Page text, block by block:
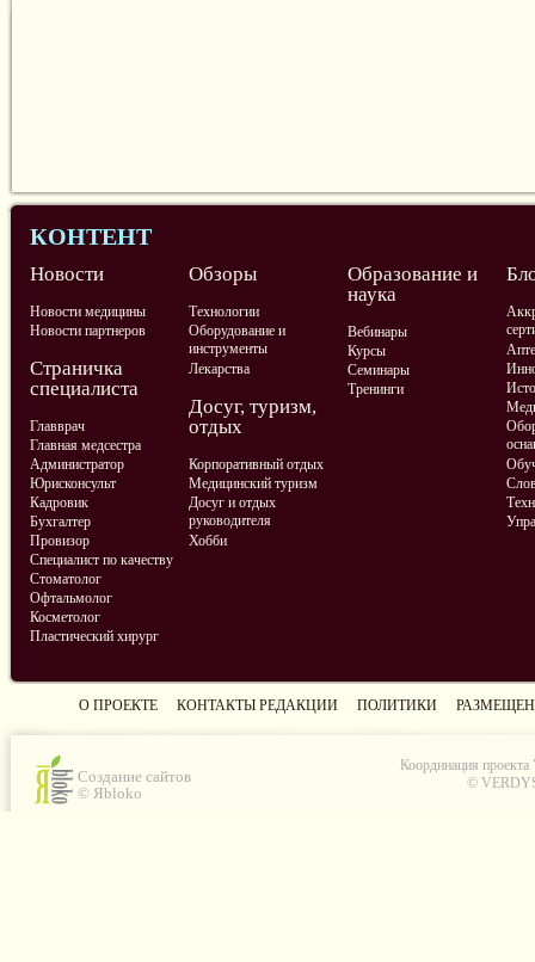
КОНТЕНТ
Новости
Новости медицины
Новости партнеров
Обзоры
Технологии
Оборудование и
инструменты
Лекарства
Образование и
наука
Вебинары
Курсы
Семинары
Тренинги
Страничка
специалиста
Главврач
Главная медсестра
Администратор
Юрисконсульт
Кадровик
Бухгалтер
Провизор
Специалист по качеству
Стоматолог
Офтальмолог
Косметолог
Пластический хирург
Досуг, туризм,
отдых
Корпоративный отдых
Медицинский туризм
Досуг и отдых
руководителя
Хобби
О ПРОЕКТЕ КОНТАКТЫ РЕДАКЦИИ ПОЛИТИКИ
Создание сайтов
© Яbloko
Координация проекта
©